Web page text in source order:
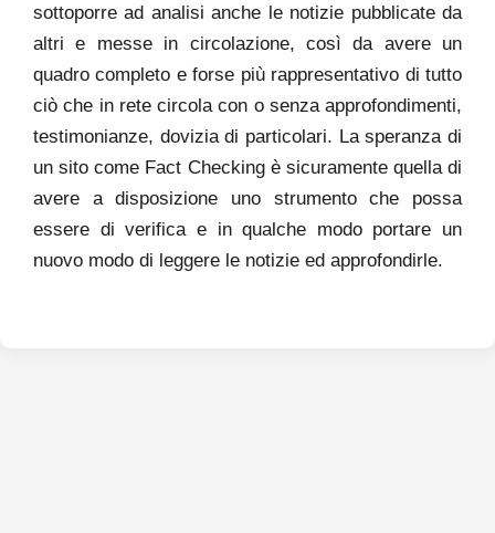
sottoporre ad analisi anche le notizie pubblicate da
altri e messe in circolazione, così da avere un
quadro completo e forse più rappresentativo di tutto
ciò che in rete circola con o senza approfondimenti,
testimonianze, dovizia di particolari. La speranza di
un sito come Fact Checking è sicuramente quella di
avere a disposizione uno strumento che possa
essere di verifica e in qualche modo portare un
nuovo modo di leggere le notizie ed approfondirle.